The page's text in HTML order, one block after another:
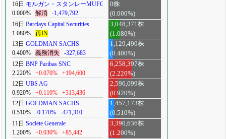
16日 モルガン・スタンレーMUFG
0.000%
解消 -1,479,792
0株
(0.000%)
16日 Barclays Capital Securities
1.080%
再IN
3,048,371株
(1.080%)
13日 GOLDMAN SACHS
0.400%
義務消失 -327,683
1,129,490株
(0.400%)
12日 BNP Paribas SNC
2.220%
+0.070% +194,600
6,258,397株
(2.220%)
12日 UBS AG
0.920%
+0.110% +313,436
2,596,099株
(0.920%)
12日 GOLDMAN SACHS
0.510%
-0.170% -471,310
1,457,173株
(0.510%)
11日 Societe Generale
1.200%
+0.030% +85,442
3,390,636株
(1.200%)